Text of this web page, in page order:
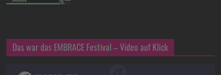
Das war das EMBRACE Festival – Video auf Klick